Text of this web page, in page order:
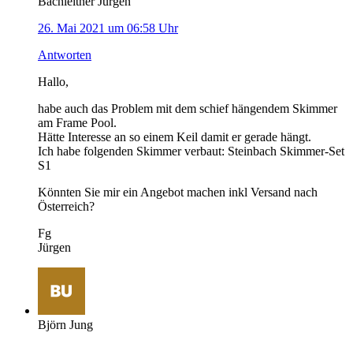
26. Mai 2021 um 06:58 Uhr
Antworten
Hallo,
habe auch das Problem mit dem schief hängendem Skimmer
am Frame Pool.
Hätte Interesse an so einem Keil damit er gerade hängt.
Ich habe folgenden Skimmer verbaut: Steinbach Skimmer-Set
S1
Könnten Sie mir ein Angebot machen inkl Versand nach
Österreich?
Fg
Jürgen
Björn Jung